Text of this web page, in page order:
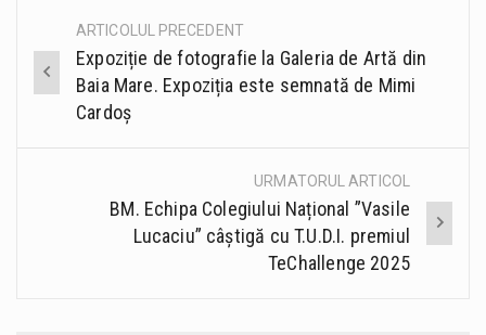
Post
navigation
ARTICOLUL PRECEDENT
Expoziție de fotografie la Galeria de Artă din
Baia Mare. Expoziția este semnată de Mimi
Cardoș
URMATORUL ARTICOL
BM. Echipa Colegiului Național ”Vasile
Lucaciu” câștigă cu T.U.D.I. premiul
TeChallenge 2025